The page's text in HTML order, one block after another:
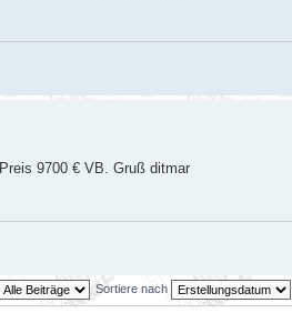
9700 € VB. Gruß ditmar
Sortiere nach